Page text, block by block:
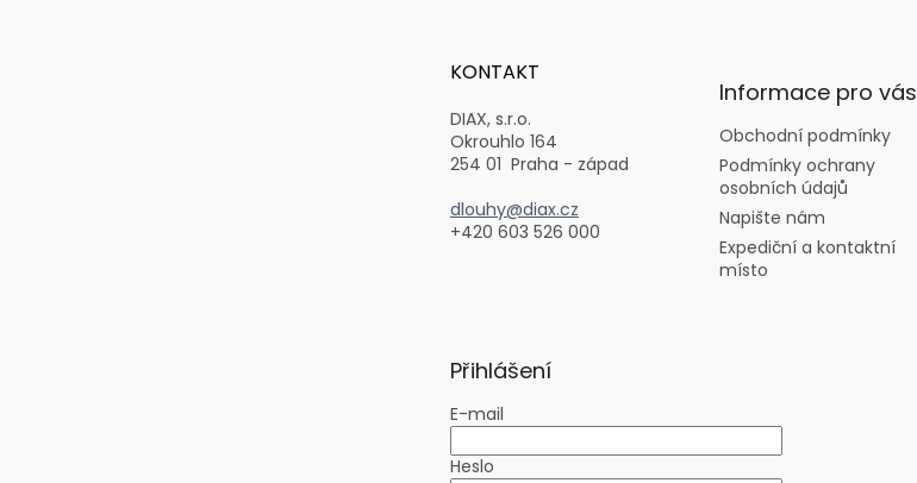
KONTAKT
DIAX, s.r.o.
Okrouhlo 164
254 01 Praha - západ
dlouhy@diax.cz
+420 603 526 000
Informace pro vás
Obchodní podmínky
Podmínky ochrany
osobních údajů
Napište nám
Expediční a kontaktní
místo
Přihlášení
E-mail
Heslo